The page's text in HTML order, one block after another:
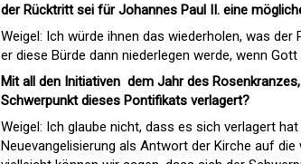
der Rücktritt sei für Johannes Paul II. eine
Weigel: Ich würde ihnen das wiederholen, was
er diese Bürde dann niederlegen werde, wenn
Mit all den Initiativen  dem Jahr des
Schwerpunkt dieses Pontifikats verlagert?
Weigel: Ich glaube nicht, dass es sich verlagert
Neuevangelisierung als Antwort der Kirche auf